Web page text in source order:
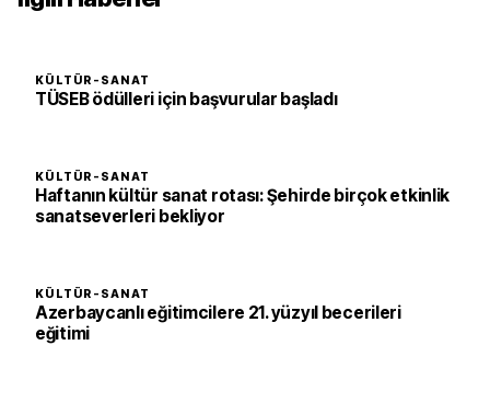
KÜLTÜR-SANAT
TÜSEB ödülleri için başvurular başladı
KÜLTÜR-SANAT
Haftanın kültür sanat rotası: Şehirde birçok etkinlik
sanatseverleri bekliyor
KÜLTÜR-SANAT
Azerbaycanlı eğitimcilere 21. yüzyıl becerileri
eğitimi